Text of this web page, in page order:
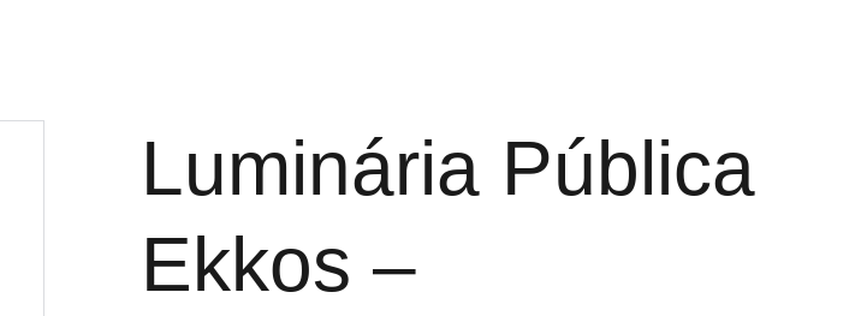
Luminária Pública
Ekkos –